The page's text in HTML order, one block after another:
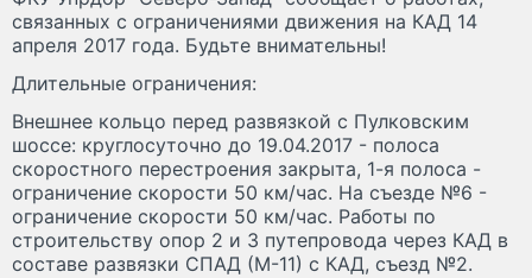
связанных с ограничениями движения на КАД 14
апреля 2017 года. Будьте внимательны!
Длительные ограничения:
Внешнее кольцо перед развязкой с Пулковским
шоссе: круглосуточно до 19.04.2017 - полоса
скоростного перестроения закрыта, 1-я полоса -
ограничение скорости 50 км/час. На съезде №6 -
ограничение скорости 50 км/час. Работы по
строительству опор 2 и 3 путепровода через КАД в
составе развязки СПАД (М-11) с КАД, съезд №2.